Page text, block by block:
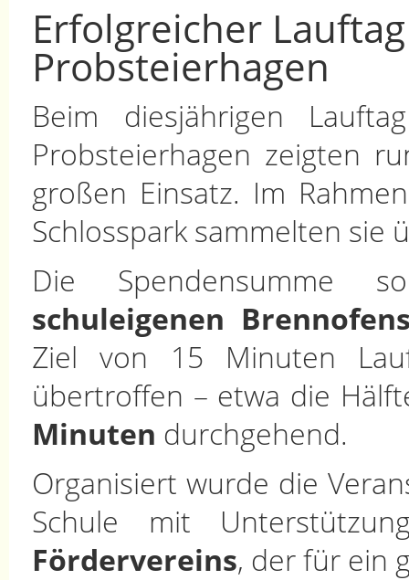
Erfolgreicher
Probsteierhagen
Beim diesjährigen
Probsteierhagen zeigten
großen Einsatz. Im
Schlosspark sammelten sie
Die
schuleigenen
Ziel von 15 Minuten
übertroffen – etwa die
Minuten durchgehend.
Organisiert wurde die
Schule mit
Fördervereins, der für ein